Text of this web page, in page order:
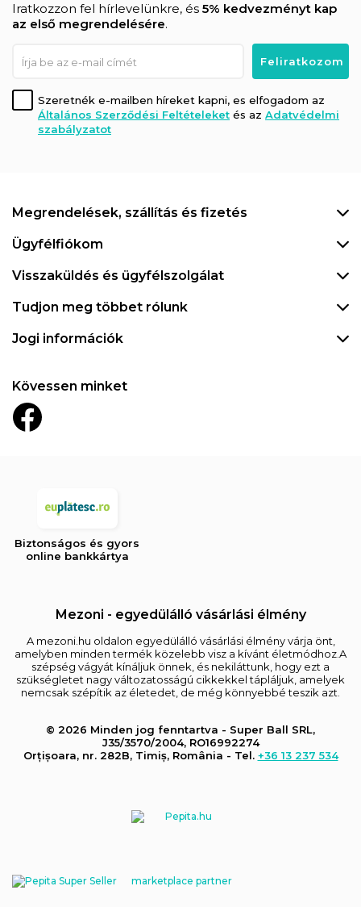
Iratkozzon fel hírlevelünkre, és 5% kedvezményt kap
az első megrendelésére.
Szeretnék e-mailben híreket kapni, es elfogadom az
Általános Szerződési Feltételeket és az Adatvédelmi
szabályzatot
Megrendelések, szállítás és fizetés
Ügyfélfiókom
Visszaküldés és ügyfélszolgálat
Tudjon meg többet rólunk
Jogi információk
Kövessen minket
Biztonságos és gyors
online bankkártya
Mezoni - egyedülálló vásárlási élmény
A mezoni.hu oldalon egyedülálló vásárlási élmény várja önt,
amelyben minden termék közelebb visz a kívánt életmódhoz.A
szépség vágyát kínáljuk önnek, és nekiláttunk, hogy ezt a
szükségletet nagy változatosságú cikkekkel tápláljuk, amelyek
nemcsak szépítik az életedet, de még könnyebbé teszik azt.
© 2026 Minden jog fenntartva - Super Ball SRL,
J35/3570/2004, RO16992274
Orțișoara, nr. 282B, Timiș, România - Tel. +36 13 237 534
marketplace partner